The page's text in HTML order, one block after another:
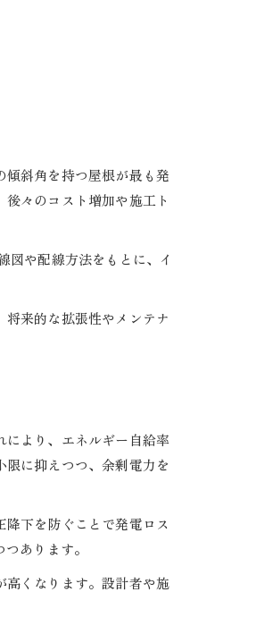
斜角を持つ屋根が最も発
々のコスト増加や施工ト
図や配線方法をもとに、イ
来的な拡張性やメンテナ
より、エネルギー自給率
に抑えつつ、余剰電力を
下を防ぐことで発電ロス
あります。
高くなります。設計者や施